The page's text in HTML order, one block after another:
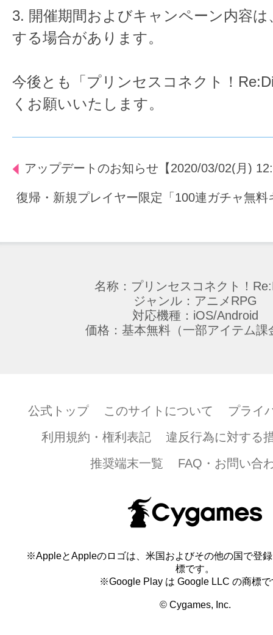
3. 開催期間およびキャンペーン内容は
する場合があります。
今後とも「プリンセスコネクト！
くお願いいたします。
アップデートのお知らせ【2020/03/02(月)
復帰・新規プレイヤー限定「100連ガチャ無料
名称：プリンセスコネクト！
ジャンル：アニメRPG
対応機種：iOS/Android
価格：基本無料（一部アイテム課
公式トップ このサイトについて
プライ
利用規約・権利表記
違反行為に対する
推奨端末一覧
FAQ・お問い合
※AppleとAppleのロゴは、米国およびその他の国で登
標です。
※Google Play は Google LLC の商標で
© Cygames, Inc.